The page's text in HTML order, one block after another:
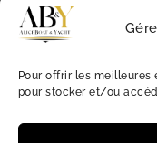
Pour offrir les meilleures
pour stocker et/ou